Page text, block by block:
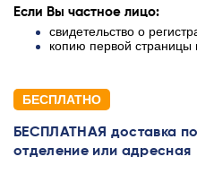
Если Вы частное лицо:
свидетельство о
копию первой страницы
БЕСПЛАТНО
БЕСПЛАТНАЯ доставка
отделение или адресная